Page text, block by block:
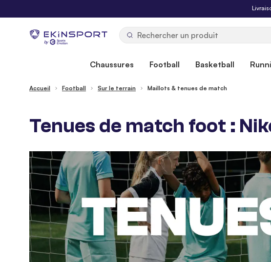
by
Chaussures Football Basketball
Accueil Football Sur le terrain Maillots & tenues de match
Tenues de match foot :